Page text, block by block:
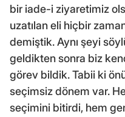
bir iade-i ziyaretimiz
uzatılan eli hiçbir
demiştik. Aynı şeyi
geldikten sonra biz
görev bildik. Tabii ki
seçimsiz dönem var.
seçimini bitirdi, hem